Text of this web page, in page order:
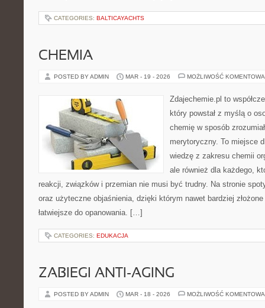
CATEGORIES: BALTICAYACHTS
CHEMIA
POSTED BY ADMIN MAR - 19 - 2026 MOŻLIWOŚĆ
Zdajechemie.pl to
który powstał z myślą o
chemię w sposób
merytoryczny. To miejsce
wiedzę z zakresu chemii
ale również dla każdego,
reakcji, związków i przemian nie musi być trudny. Na stronie
oraz użyteczne objaśnienia, dzięki którym nawet bardziej
łatwiejsze do opanowania. […]
CATEGORIES: EDUKACJA
ZABIEGI ANTI-AGING
POSTED BY ADMIN MAR - 18 - 2026 MOŻLIWOŚĆ